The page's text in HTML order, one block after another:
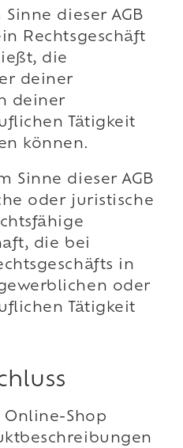
dieser AGB
Rechtsgeschäft
die
deiner
deiner
Tätigkeit
können.
Sinne dieser AGB
oder juristische
die bei
in
oder
Tätigkeit
Online-Shop